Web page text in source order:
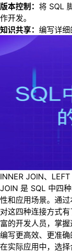
版本控制： 将 SQL
作开发。
知识共享： 编写详细
INNER JOIN、
JOIN 是 SQL 中四
性和应用场景。通
对这四种连接方式
富的开发人员，掌
编写更高效、更准确
在实际应用中，选